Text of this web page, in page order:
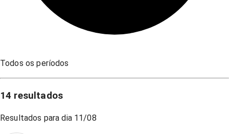
Todos os períodos
14 resultados
Resultados para dia 11/08